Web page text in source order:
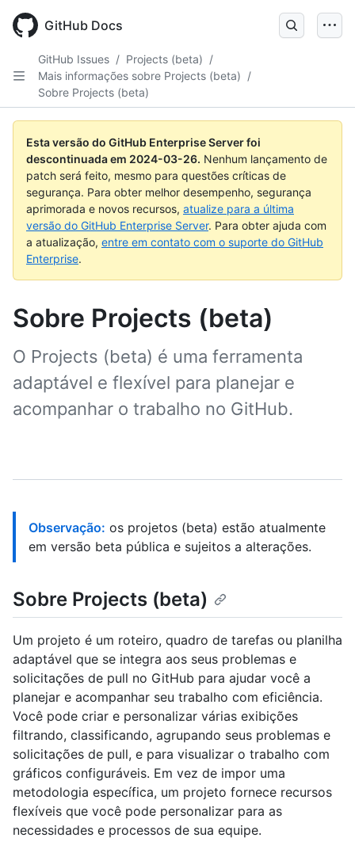
main
GitHub Docs
GitHub Issues / Projects (beta) /
Mais informações sobre Projects (beta) /
Sobre Projects (beta)
Esta versão do GitHub Enterprise Server foi
descontinuada em 2024-03-26. Nenhum lançamento de
patch será feito, mesmo para questões críticas de
segurança. Para obter melhor desempenho, segurança
aprimorada e novos recursos, atualize para a última
versão do GitHub Enterprise Server. Para obter ajuda com
a atualização, entre em contato com o suporte do GitHub
Enterprise.
Sobre Projects (beta)
O Projects (beta) é uma ferramenta
adaptável e flexível para planejar e
acompanhar o trabalho no GitHub.
Observação: os projetos (beta) estão atualmente
em versão beta pública e sujeitos a alterações.
Sobre Projects (beta)
Um projeto é um roteiro, quadro de tarefas ou planilha
adaptável que se integra aos seus problemas e
solicitações de pull no GitHub para ajudar você a
planejar e acompanhar seu trabalho com eficiência.
Você pode criar e personalizar várias exibições
filtrando, classificando, agrupando seus problemas e
solicitações de pull, e para visualizar o trabalho com
gráficos configuráveis. Em vez de impor uma
metodologia específica, um projeto fornece recursos
flexíveis que você pode personalizar para as
necessidades e processos de sua equipe.